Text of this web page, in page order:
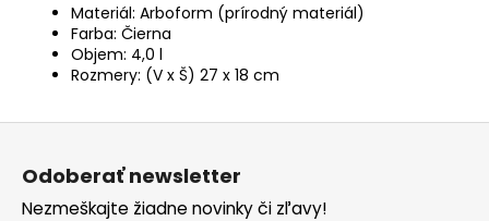
Materiál: Arboform (prírodný materiál)
Farba: Čierna
Objem: 4,0 l
Rozmery: (V x Š) 27 x 18 cm
Z
Odoberať newsletter
Nezmeškajte žiadne novinky či zľavy!